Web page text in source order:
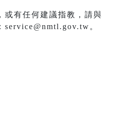
或有任何建議指教，請與
service@nmtl.gov.tw。